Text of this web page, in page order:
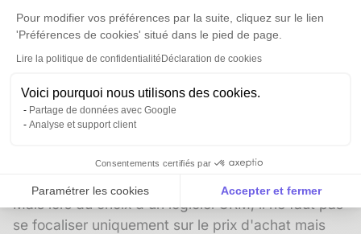
Pour modifier vos préférences par la suite, cliquez sur le lien
'Préférences de cookies' situé dans le pied de page.
Lire la politique de confidentialitéDéclaration de cookies
Voici pourquoi nous utilisons des cookies.
Partage de données avec Google
Analyse et support client
Consentements certifiés par
Paramétrer les cookies Accepter et fermer
Axeptio consent
Plateforme de Gestion du Consentement :
budget doit être fixé en conséquence. Mieux vaut
CRM réputé, plutôt qu'une version complète d'un
logiciel moins adapté. L'accompagnement du
fournisseur est aussi à prendre en compte.
Vous l'aurez compris, un CRM a un certain coût.
Mais lors du choix d'un logiciel CRM, il ne faut pas
se focaliser uniquement sur le prix d'achat mais